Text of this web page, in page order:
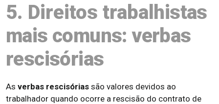
5. Direitos traba lhistas
mais comuns: verbas
rescisórias
As verbas rescisórias são valores devidos ao
trabalhador quando ocorre a rescisão do contrato de